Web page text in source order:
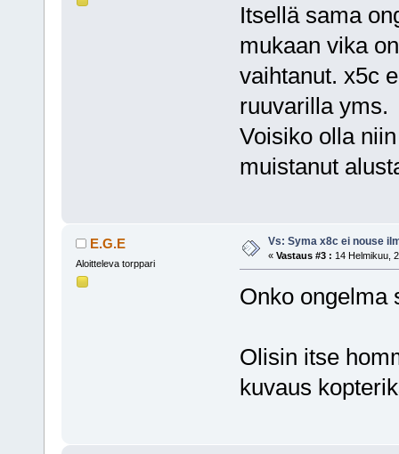
Itsellä sama
mukaan vika
vaihtanut. x5c
ruuvarilla yms.
Voisiko olla
muistanut
E.G.E
Aloitteleva torppari
Vs: Syma x8c ei nouse
« Vastaus #3 : 14 Helmikuu,
Onko ongelma
Olisin itse
kuvaus